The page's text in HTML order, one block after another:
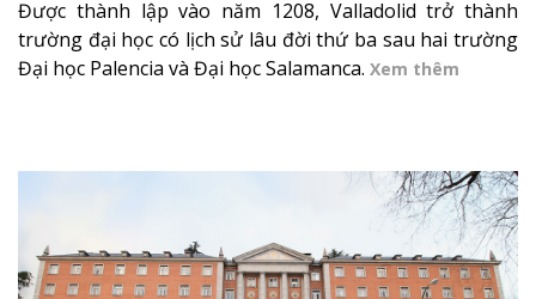
Được thành lập vào năm 1208, Valladolid trở thành
trường đại học có lịch sử lâu đời thứ ba sau hai trường
Đại học Palencia và Đại học Salamanca. Xem thêm